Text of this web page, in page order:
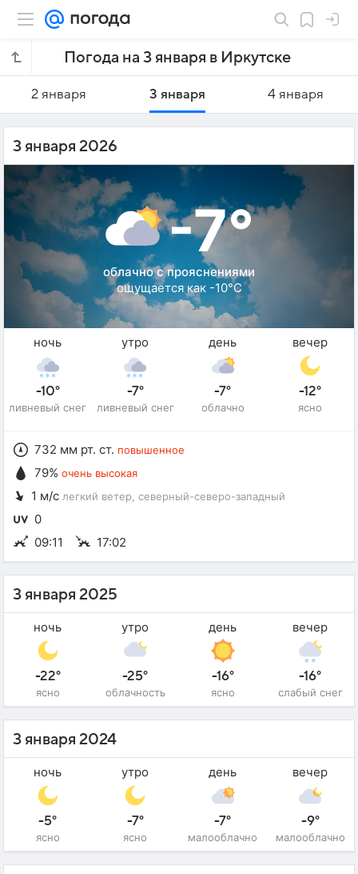
Погода на 3 января в Иркутске
2 января 3 января 4 января
3 января 2026
-7°
облачно с прояснениями
ощущается как -10°C
ночь
-10°
ливневый снег
утро
-7°
ливневый снег
день
-7°
облачно
вечер
-12°
ясно
732 мм рт. ст. повышенное
79% очень высокая
1 м/с легкий ветер , северный-северо-западный
0
09:11
17:02
3 января 2025
ночь
-22°
ясно
утро
-25°
облачность
день
-16°
ясно
вечер
-16°
слабый снег
3 января 2024
ночь
-5°
ясно
утро
-7°
ясно
день
-7°
малооблачно
вечер
-9°
малооблачно